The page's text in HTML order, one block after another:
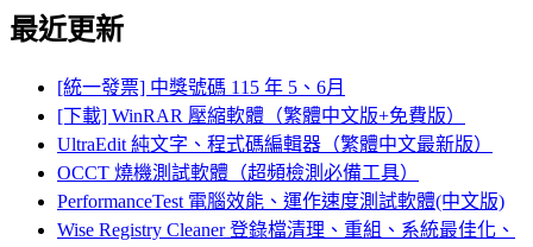
最近更新
[統一發票] 中獎號碼 115 年 5、6月
[下載] WinRAR 壓縮軟體（繁體中文版+免費版）
UltraEdit 純文字、程式碼編輯器（繁體中文最新版）
OCCT 燒機測試軟體（超頻檢測必備工具）
PerformanceTest 電腦效能、運作速度測試軟體(中文版)
Wise Registry Cleaner 登錄檔清理、重組、系統最佳化、